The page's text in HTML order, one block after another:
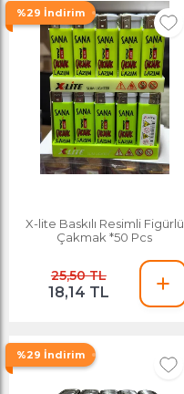
%29 İndirim
X-lite Baskılı Resimli Figürlü
Çakmak *50 Pcs
25,50 TL
18,14 TL
%29 İndirim